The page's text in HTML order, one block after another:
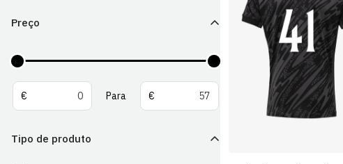
Preço
De
€ Para
Para
€
Tipo de produto
S M L
2XL